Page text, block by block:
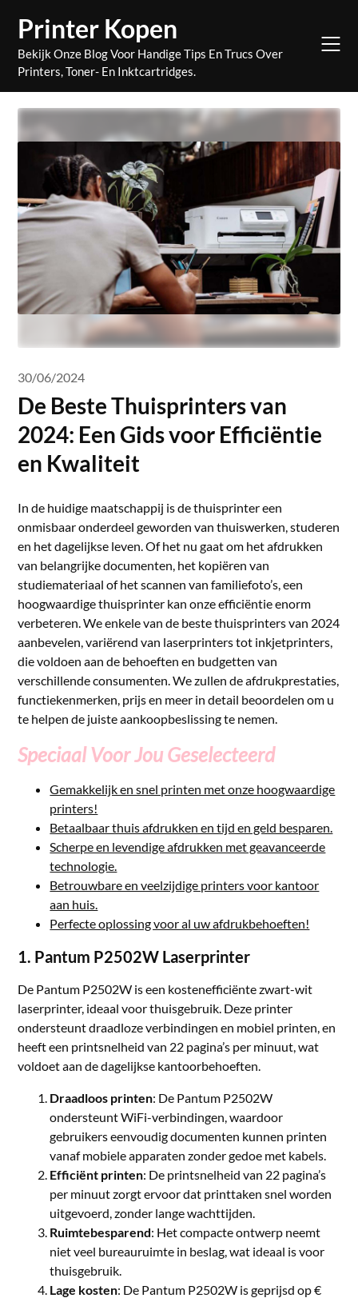
content
Printer Kopen
Bekijk Onze Blog Voor Handige Tips En Trucs Over
Printers, Toner- En Inktcartridges.
30/06/2024
De Beste Thuisprinters van
2024: Een Gids voor Efficiëntie
en Kwaliteit
In de huidige maatschappij is de thuisprinter een
onmisbaar onderdeel geworden van thuiswerken, studeren
en het dagelijkse leven. Of het nu gaat om het afdrukken
van belangrijke documenten, het kopiëren van
studiemateriaal of het scannen van familiefoto’s, een
hoogwaardige thuisprinter kan onze efficiëntie enorm
verbeteren. We enkele van de beste thuisprinters van 2024
aanbevelen, variërend van laserprinters tot inkjetprinters,
die voldoen aan de behoeften en budgetten van
verschillende consumenten. We zullen de afdrukprestaties,
functiekenmerken, prijs en meer in detail beoordelen om u
te helpen de juiste aankoopbeslissing te nemen.
Speciaal Voor Jou Geselecteerd
Gemakkelijk en snel printen met onze hoogwaardige
printers!
Betaalbaar thuis afdrukken en tijd en geld besparen.
Scherpe en levendige afdrukken met geavanceerde
technologie.
Betrouwbare en veelzijdige printers voor kantoor
aan huis.
Perfecte oplossing voor al uw afdrukbehoeften!
1. Pantum P2502W Laserprinter
De Pantum P2502W is een kostenefficiënte zwart-wit
laserprinter, ideaal voor thuisgebruik. Deze printer
ondersteunt draadloze verbindingen en mobiel printen, en
heeft een printsnelheid van 22 pagina’s per minuut, wat
voldoet aan de dagelijkse kantoorbehoeften.
Draadloos printen: De Pantum P2502W
ondersteunt WiFi-verbindingen, waardoor
gebruikers eenvoudig documenten kunnen printen
vanaf mobiele apparaten zonder gedoe met kabels.
Efficiënt printen: De printsnelheid van 22 pagina’s
per minuut zorgt ervoor dat printtaken snel worden
uitgevoerd, zonder lange wachttijden.
Ruimtebesparend: Het compacte ontwerp neemt
niet veel bureauruimte in beslag, wat ideaal is voor
thuisgebruik.
Lage kosten: De Pantum P2502W is geprijsd op €